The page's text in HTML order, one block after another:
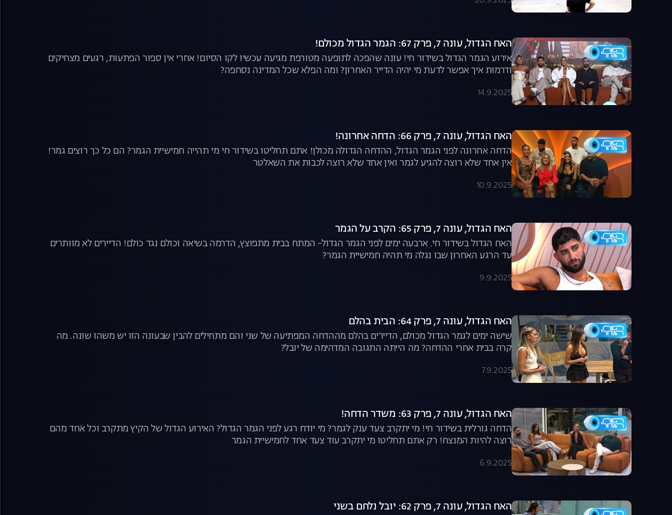
האח הגדול, עונה 7, פרק 67: הגמר הגדול מכולם!
אירוע הגמר הגדול בשידור חי! עונה שהפכה לתופעה מטורפת מגיעה עכשיו לקו הסיום! אחרי אין ספור הפתעות, רגעים מצחיקים
ודרמות איך אפשר לדעת מי יהיה הדייר האחרון? ומה הפלא שכל המדינה נסחפה?
14.9.2025
האח הגדול, עונה 7, פרק 66: הדחה אחרונה!
הדחה אחרונה לפני הגמר הגדול, ההדחה הגדולה מכולן! אתם תחליטו בשידור חי מי תהייה חמישיית הגמר? הם כל כך רוצים גמר!
אין אחד שלא רוצה להגיע לגמר ואין אחד שלא רוצה לכבות את השאלטר
10.9.2025
האח הגדול, עונה 7, פרק 65: הקרב על הגמר
האח הגדול בשידור חי. ארבעה ימים לפני הגמר הגדול- המתח בבית מתפוצץ, הדרמה בשיאה וכולם נגד כולם! הדיירים לא מוותרים
עד הרגע האחרון שבו נגלה מי תהיה חמישיית הגמר?
9.9.2025
האח הגדול, עונה 7, פרק 64: הבית בהלם
שישה ימים לגמר הגדול מכולם, הדיירים בהלם מההדחה המפתיעה של שני והם מתחילים להבין שבעונה הזו יש משהו שונה. מה
קרה בבית אחרי ההדחה? מה הייתה התגובה המדהימה של יובל?
7.9.2025
האח הגדול, עונה 7, פרק 63: משדר הדחה!
הדחה גורלית בשידור חי! מי יתקרב צעד ענק לגמר? מי יודח רגע לפני הגמר הגדול? האירוע הגדול של הקיץ מתקרב וכל אחד מהם
רוצה להיות המנצח! רק אתם תחליטו מי יתקרב עוד צעד אחד לחמישיית הגמר
6.9.2025
האח הגדול, עונה 7, פרק 62: יובל נלחם בשני